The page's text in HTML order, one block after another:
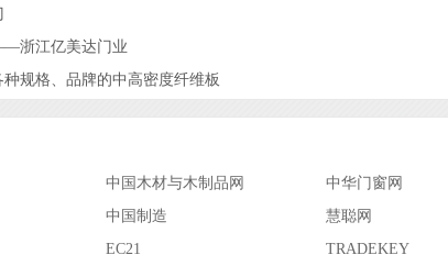
浙江亿美达门业
规格、品牌的中高密度纤维板
中国木材与木制品网 中华门窗网
中国制造 慧聪网
EC21 TRADEKEY